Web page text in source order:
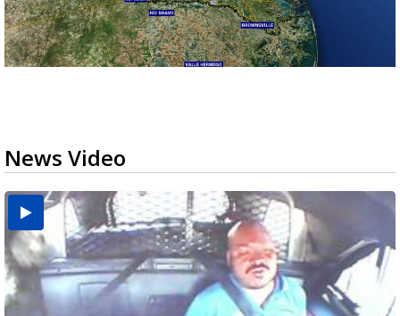
News Video